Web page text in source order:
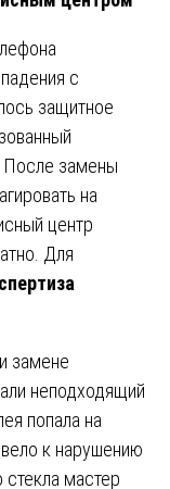
с
защитное
После замены
на
центр
Для
замене
неподходящий
попала на
к нарушению
стекла мастер